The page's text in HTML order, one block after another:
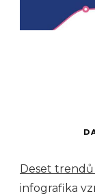
Deset trendů
infografika